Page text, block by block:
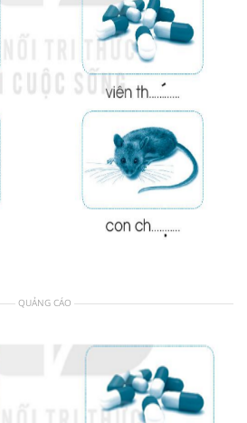
QUẢNG CÁO